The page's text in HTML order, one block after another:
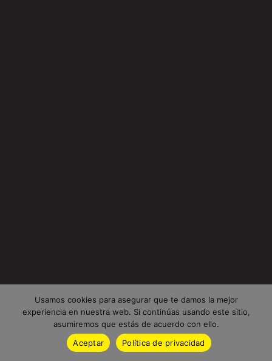
Usamos cookies para asegurar que te damos la mejor
experiencia en nuestra web. Si continúas usando este sitio,
asumiremos que estás de acuerdo con ello.
Aceptar
Política de privacidad